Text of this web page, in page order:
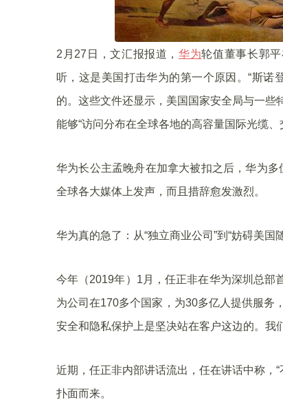
2月27日，文汇报报道，华为轮值董事长郭
听，这是美国打击华为的第一个原因。“斯诺
的。这些文件还显示，美国国家安全局与一些
能够“访问分布在全球各地的高容量国际光缆、
华为长公主孟晚舟在加拿大被扣之后，华为多
全球各大媒体上发声，而且措辞愈发激烈。
华为真的急了：从“独立商业公司”到“妨碍美国
今年（2019年）1月，任正非在华为深圳总部
为公司在170多个国家，为30多亿人提供服务
安全和隐私保护上是坚决站在客户这边的。我
近期，任正非内部讲话流出，任在讲话中称，
扑面而来。